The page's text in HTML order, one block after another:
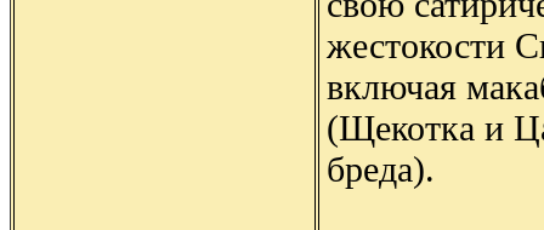
жестокости
включая
(Щекотка и
бреда).